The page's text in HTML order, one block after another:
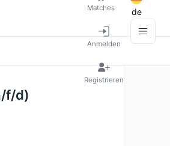
Matches
Anmelden
Registrieren
de
f/d)